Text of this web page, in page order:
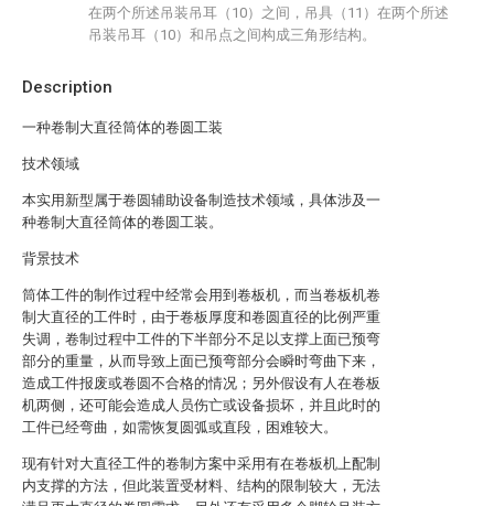
Description
一种卷制大直径筒体的卷圆工装
技术领域
本实用新型属于卷圆辅助设备制造技术领域，具体涉及一
种卷制大直径筒体的卷圆工装。
背景技术
筒体工件的制作过程中经常会用到卷板机，而当卷板机卷
制大直径的工件时，由于卷板厚度和卷圆直径的比例严重
失调，卷制过程中工件的下半部分不足以支撑上面已预弯
部分的重量，从而导致上面已预弯部分会瞬时弯曲下来，
造成工件报废或卷圆不合格的情况；另外假设有人在卷板
机两侧，还可能会造成人员伤亡或设备损坏，并且此时的
工件已经弯曲，如需恢复圆弧或直段，困难较大。
现有针对大直径工件的卷制方案中采用有在卷板机上配制
内支撑的方法，但此装置受材料、结构的限制较大，无法
在两个所述吊装吊耳（10）之间，吊具（11）在两个所述
吊装吊耳（10）和吊点之间构成三角形结构。